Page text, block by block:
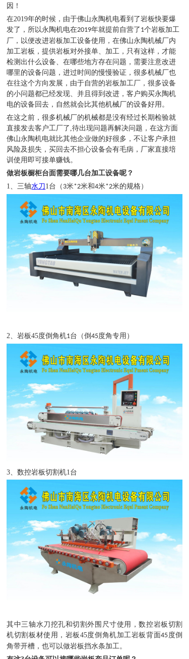
因！
在2019年的时候，由于佛山永陶机电看到了岩板快要爆
发了，所以永陶机电在2019年就提前自营了 1个岩板加工
厂，以便改进岩板加工设备使用，在佛山永陶机械厂内
加工岩板，提供岩板对外接单、加工，只有这样，才能
检测出什么设备、在哪些地方存在问题，需要注意改进
哪里的设备问题，进过时间的慢慢验证，很多机械厂也
在往这个方向发展，由于自营的岩板加工厂，很多设备
的小问题都已经发现、并且得到改进，客户购买永陶机
电的设备回去，自然就会比其他机械厂的设备好用。
在这之前，很多机械厂的机械都是没有经过长期检验就
直接发去客户工厂了 ,待出现问题再解决问题，在这方面
佛山永陶机电就比其他企业做的好很多，不让客户承担
风险及损失，买回去不担心设备会有毛病，厂家直接培
训使用即可接单赚钱。
做岩板橱柜台面需要哪几台加工设备呢？
1、三轴水刀 1台（ 3米*2米和4米*2米的规格）
2、岩板45度倒角机1台（倒45度角专用）
3、数控岩板切割机1台
其中三轴水刀挖孔和切割外围尺寸使用，数控岩板切割
机切割板材使用，岩板 45度倒角机加工岩板背面45度倒
角带开槽，也可以做岩板挡水条加工。